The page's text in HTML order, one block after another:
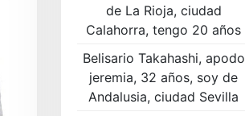
de La Rioja, ciudad
Calahorra, tengo 20 años
Belisario Takahashi, apodo
jeremia, 32 años, soy de
Andalusia, ciudad Sevilla